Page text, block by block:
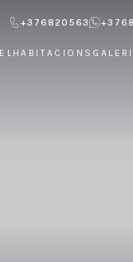
+376820563
HABITACIONS